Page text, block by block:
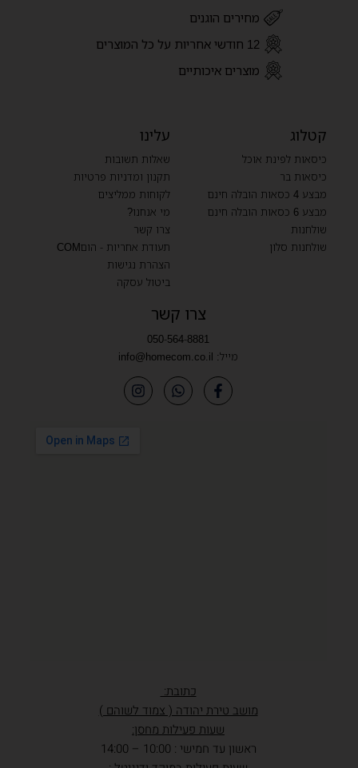
מחירים הוגנים
12 חודשי אחריות על כל המוצרים
מוצרים איכותיים
קטלוג
כיסאות לפינת אוכל
כיסאות בר
מבצע 4 כסאות הובלה חינם
מבצע 6 כסאות הובלה חינם
שולחנות
שולחנות סלון
עלינו
שאלות תשובות
תקנון ומדניות פרטיות
לקוחות ממליצים
מי אנחנו?
צרו קשר
תעודת אחריות - הוםCOM
הצהרת נגישות
ביטול עסקה
צרו קשר
050-564-8881
מייל: info@homecom.co.il
כתובת:
מושב טירת יהודה ( צמוד לשוהם )
שעות פעילות מחסן:
ראשון עד חמישי : 10:00 – 14:00